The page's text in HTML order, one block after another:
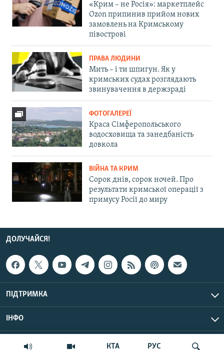
КТА РУС
«Крим – не Росія»: маркетплейс
Ozon припинив прийом нових
замовлень на Кримському
півострові
ПРАВА ЛЮДИНИ
Мить – і ти шпигун. Як у
кримських судах розглядають
звинувачення в держзраді
ФОТОГАЛЕРЕЇ
Краса Сімферопольського
водосховища та занедбаність
довкола
ВІЙНА ТА КРИМ
Сорок днів, сорок ночей. Про
результати кримської операції з
примусу Росії до миру
ДОЛУЧАЙСЯ!
ПІДТРИМКА
ІНФО
© Крим.Реалії, 2026 | Усі права застережено.